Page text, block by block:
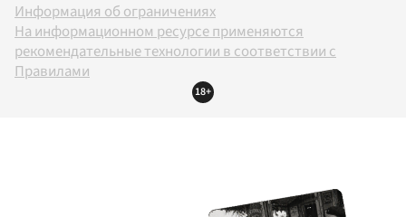
Информация об ограничениях
На информационном ресурсе применяются
рекомендательные технологии в соответствии с
Правилами
18+